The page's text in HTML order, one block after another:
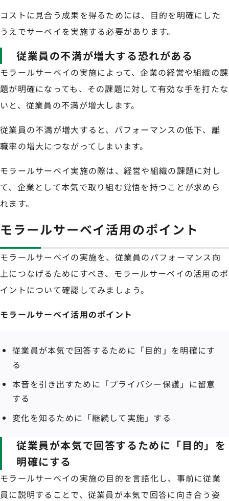
コストに見合う成果を得るためには、目的を明確にした
うえでサーベイを実施する必要があります。
従業員の不満が増大する恐れがある
モラールサーベイの実施によって、企業の経営や組織の課
題が明確になっても、その課題に対して有効な手を打たな
いと、従業員の不満が増大します。
従業員の不満が増大すると、パフォーマンスの低下、離
職率の増大につながってしまいます。
モラールサーベイ実施の際は、経営や組織の課題に対し
て、企業として本気で取り組む覚悟を持つことが求めら
れます。
モラールサーベイ活用のポイント
モラールサーベイの実施を、従業員のパフォーマンス向
上につなげるためにすべき、モラールサーベイの活用のポ
イントについて確認してみましょう。
モラールサーベイ活用のポイント
従業員が本気で回答するために「目的」を明確にす
る
本音を引き出すために「プライバシー保護」に留意
する
変化を知るために「継続して実施」する
従業員が本気で回答するために「目的」を
明確にする
モラールサーベイの実施の目的を言語化し、事前に従業
員に説明することで、従業員が本気で回答に向き合う姿